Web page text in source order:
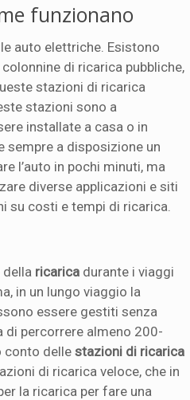
funzionano
auto elettriche. Esistono
di ricarica pubbliche,
stazioni di ricarica
stazioni sono a
installate a casa o in
sempre a disposizione un
l’auto in pochi minuti, ma
diverse applicazioni e siti
su costi e tempi di ricarica.
della ricarica durante i viaggi
in un lungo viaggio la
essere gestiti senza
di percorrere almeno 200-
conto dellestazioni di ricarica
di ricarica veloce, che in
la ricarica per fare una